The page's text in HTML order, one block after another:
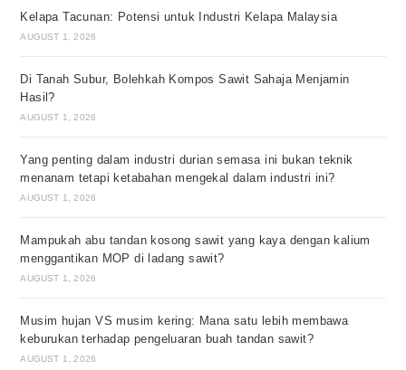
Kelapa Tacunan: Potensi untuk Industri Kelapa Malaysia
AUGUST 1, 2026
Di Tanah Subur, Bolehkah Kompos Sawit Sahaja Menjamin
Hasil?
AUGUST 1, 2026
Yang penting dalam industri durian semasa ini bukan teknik
menanam tetapi ketabahan mengekal dalam industri ini?
AUGUST 1, 2026
Mampukah abu tandan kosong sawit yang kaya dengan kalium
menggantikan MOP di ladang sawit?
AUGUST 1, 2026
Musim hujan VS musim kering: Mana satu lebih membawa
keburukan terhadap pengeluaran buah tandan sawit?
AUGUST 1, 2026